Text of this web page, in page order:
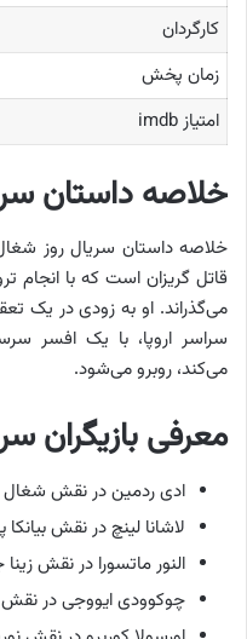
کارگردان
زمان پخش
امتیاز imdb
خلاصه داستان
خلاصه داستان سریال روز
قاتل گریزان است که با انجام
می‌گذراند. او به زودی در یک
سراسر اروپا، با یک افسر
می‌کند، روبرو می‌شود.
معرفی بازیگران
ادی ردمین در نقش شغال
لاشانا لینچ در نقش
النور ماتسورا در نقش
چوکوودی ایووجی در نقش